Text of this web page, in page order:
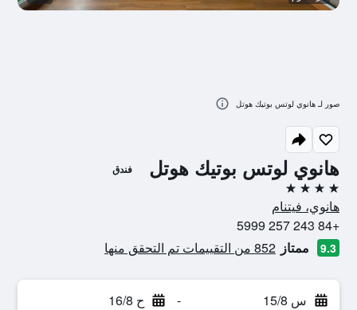
هانوي لوتس بوتيك هوتل فندق
4 نجوم
هانوي، فيتنام
+84 243 257 5999
9.3 ممتاز 852 من التقييمات تم التحقق منها
س 15/8 - ح 16/8
صور لـ هانوي لوتس بوتيك هوتل